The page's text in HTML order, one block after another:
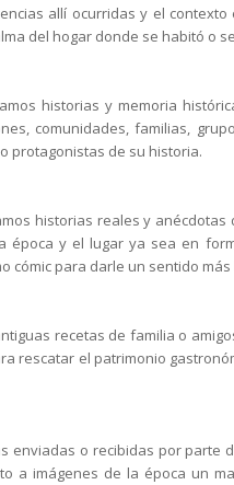
allí ocurridas y el
del hogar donde se habitó o
historias y memoria
comunidades, familias,
protagonistas de su historia.
historias reales y
época y el lugar ya sea en
cómic para darle un sentido más
recetas de familia o
rescatar el patrimonio
enviadas o recibidas por parte
a imágenes de la época un